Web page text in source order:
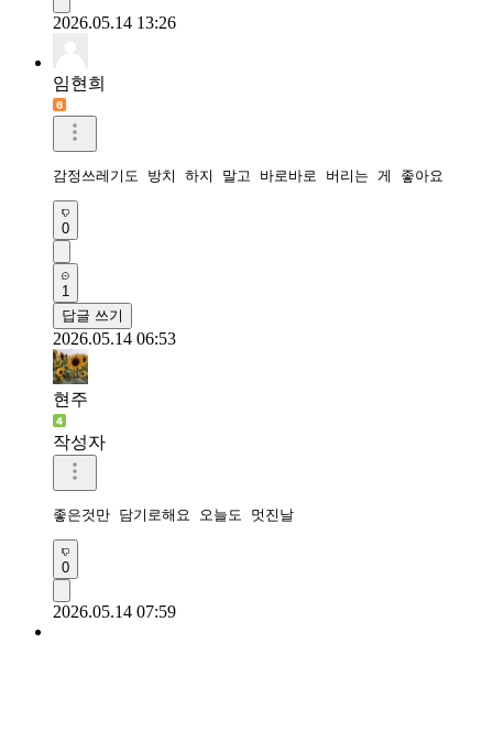
2026.05.14 13:26
임현희
감정쓰레기도 방치 하지 말고 바로바로 버리는 게 좋아요
0
1
답글 쓰기
2026.05.14 06:53
현주
작성자
좋은것만 담기로해요 오늘도 멋진날
0
2026.05.14 07:59